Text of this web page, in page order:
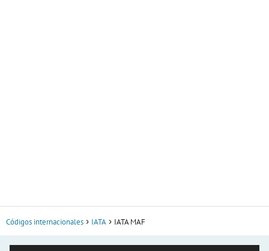
Códigos internacionales IATA IATA MAF